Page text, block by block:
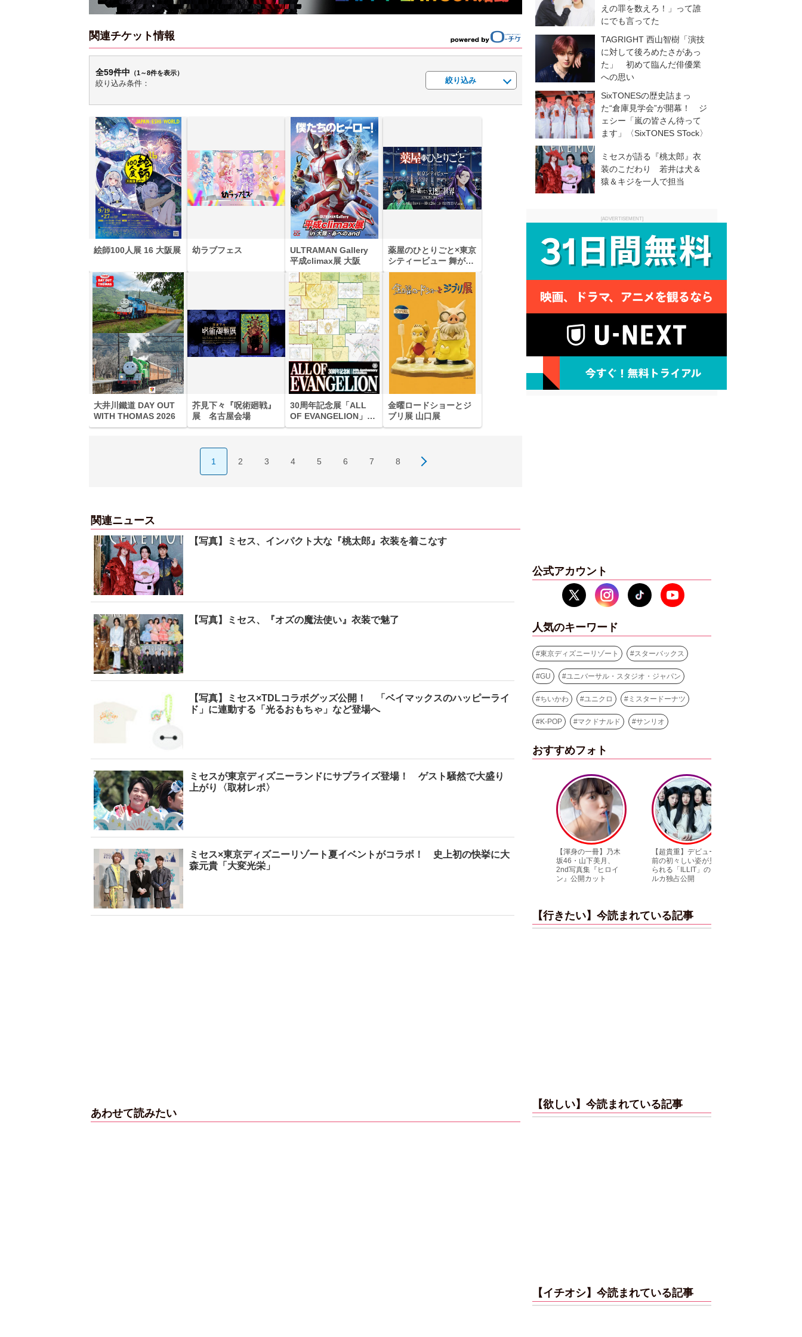
関連チケット情報
全59件中 （1～8件を表示）
絞り込み条件： 絞り込み
絵師100人展 16 大阪展 幼ラブフェス
ULTRAMAN Gallery
平成climax展 大阪
薬屋のひとりごと×東京
シティービュー 舞が織
りなす幻想の世界 ―
天空に響く、舞のしら
べ―
大井川鐵道 DAY OUT
WITH THOMAS 2026
芥見下々『呪術廻戦』
展 名古屋会場
30周年記念展「ALL
OF EVANGELION」
（盛岡）
金曜ロードショーとジ
ブリ展 山口展
1 2 3 4 5 6 7 8
関連ニュース
【写真】ミセス、インパクト大な『桃太郎』衣装を着こなす
【写真】ミセス、『オズの魔法使い』衣装で魅了
【写真】ミセス×TDLコラボグッズ公開！ 「ベイマックスのハッピーライ
ド」に連動する「光るおもちゃ」など登場へ
ミセスが東京ディズニーランドにサプライズ登場！ ゲスト騒然で大盛り
上がり〈取材レポ〉
ミセス×東京ディズニーリゾート夏イベントがコラボ！ 史上初の快挙に大
森元貴「大変光栄」
あわせて読みたい
えの罪を数えろ！」って誰
にでも言ってた
TAGRIGHT 西山智樹「演技
に対して後ろめたさがあっ
た」 初めて臨んだ俳優業
への思い
SixTONESの歴史詰まっ
た“倉庫見学会”が開幕！ ジ
ェシー「嵐の皆さん待って
ます」〈SixTONES STock〉
ミセスが語る『桃太郎』衣
装のこだわり 若井は犬＆
猿＆キジを一人で担当
[ADVERTISEMENT]
公式アカウント
人気のキーワード
#東京ディズニーリゾート #スターバックス
#GU #ユニバーサル・スタジオ・ジャパン
#ちいかわ #ユニクロ # ミスタードーナツ
#K-POP #マクドナルド #サンリオ
おすすめフォト
【6度目重版！】乃
木坂46・山下美月
「1st写真集」公開カ
ットまとめ
【インタビューフォ
ト】櫻坂46・田村保
乃、山崎天＜TGC
ピンクの衣装がステ
キ！ 「ME:I」MIU＆
【大胆カット満載】
乃木坂46・与田祐希
【渾身の一冊】乃木
坂46・山下美月、
2nd写真集『ヒロイ
ン』公開カット
【超貴重】デビュー
前の初々しい姿が見
られる「ILLIT」のセ
ルカ独占公開
【行きたい】今読まれている記事
【欲しい】今読まれている記事
【イチオシ】今読まれている記事